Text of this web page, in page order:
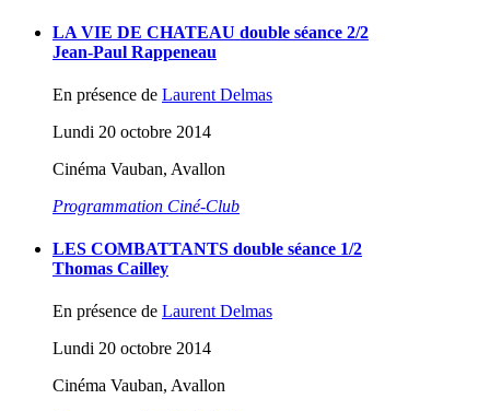
LA VIE DE CHATEAU double séance 2/2
Jean-Paul Rappeneau
En présence de Laurent Delmas
Lundi 20 octobre 2014
Cinéma Vauban, Avallon
Programmation Ciné-Club
LES COMBATTANTS double séance 1/2
Thomas Cailley
En présence de Laurent Delmas
Lundi 20 octobre 2014
Cinéma Vauban, Avallon